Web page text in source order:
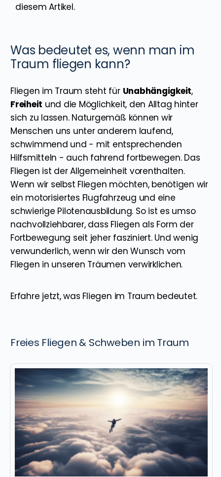
diesem Artikel.
Was bedeutet es, wenn man im
Traum fliegen kann?
Fliegen im Traum steht für Unabhängigkeit,
Freiheit und die Möglichkeit, den Alltag hinter
sich zu lassen. Naturgemäß können wir
Menschen uns unter anderem laufend,
schwimmend und - mit entsprechenden
Hilfsmitteln - auch fahrend fortbewegen. Das
Fliegen ist der Allgemeinheit vorenthalten.
Wenn wir selbst Fliegen möchten, benötigen wir
ein motorisiertes Flugfahrzeug und eine
schwierige Pilotenausbildung. So ist es umso
nachvollziehbarer, dass Fliegen als Form der
Fortbewegung seit jeher fasziniert. Und wenig
verwunderlich, wenn wir den Wunsch vom
Fliegen in unseren Träumen verwirklichen.
Erfahre jetzt, was Fliegen im Traum bedeutet.
Freies Fliegen & Schweben im Traum